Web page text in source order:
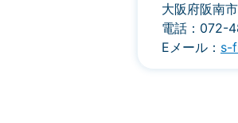
大阪府阪南
電話：072-
Eメール： s-